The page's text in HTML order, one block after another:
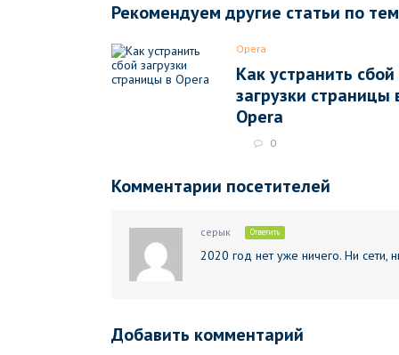
Рекомендуем другие статьи по
Opera
Как устранить сбой
загрузки страницы
Opera
0
Комментарии посетителей
серык Ответить
2020 год нет уже ничего. Ни сети,
Добавить комментарий